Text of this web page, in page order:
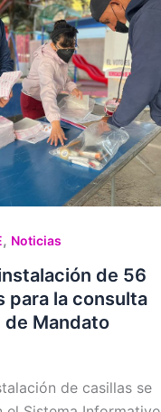
, Noticias
de 56
para la consulta
de Mandato
de casillas se